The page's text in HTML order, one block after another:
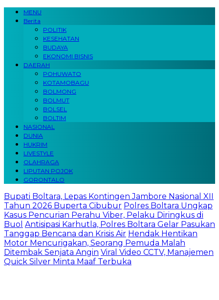
MENU
Berita
POLITIK
KESEHATAN
BUDAYA
EKONOMI BISNIS
DAERAH
POHUWATO
KOTAMOBAGU
BOLMONG
BOLMUT
BOLSEL
BOLTIM
NASIONAL
DUNIA
HUKRIM
LIVESTYLE
OLAHRAGA
LIPUTAN POJOK
GORONTALO
Bupati Boltara, Lepas Kontingen Jambore Nasional XII
Tahun 2026 Buperta Cibubur Polres Boltara Ungkap
Kasus Pencurian Perahu Viber, Pelaku Diringkus di
Buol Antisipasi Karhutla, Polres Boltara Gelar Pasukan
Tanggap Bencana dan Krisis Air Hendak Hentikan
Motor Mencurigakan, Seorang Pemuda Malah
Ditembak Senjata Angin Viral Video CCTV, Manajemen
Quick Silver Minta Maaf Terbuka